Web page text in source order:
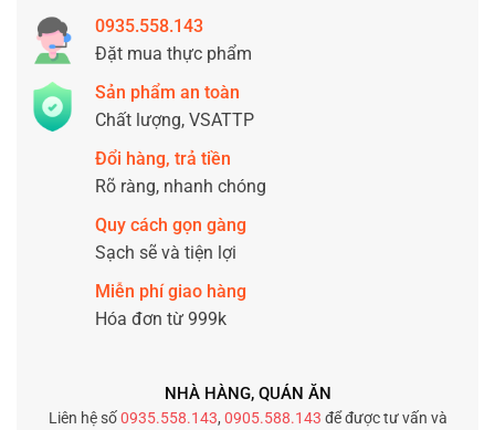
0935.558.143
Đặt mua thực phẩm
Sản phẩm an toàn
Chất lượng, VSATTP
Đổi hàng, trả tiền
Rõ ràng, nhanh chóng
Quy cách gọn gàng
Sạch sẽ và tiện lợi
Miễn phí giao hàng
Hóa đơn từ 999k
NHÀ HÀNG, QUÁN ĂN
Liên hệ số0935.558.143, 0905.588.143 để được tư vấn và